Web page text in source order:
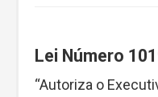
Lei Número
“Autoriza o